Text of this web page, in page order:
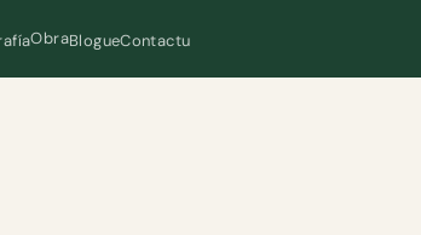
ObraBlogueContactu